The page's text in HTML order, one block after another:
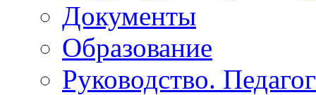
Документы
Образование
Руководство.